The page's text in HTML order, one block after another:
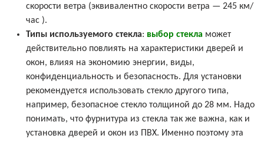
скорости ветра (эквивалентно скорости ветра — 245 км/
час ).
Типы используемого стекла: выбор стекла может
действительно повлиять на характеристики дверей и
окон, влияя на экономию энергии, виды,
конфиденциальность и безопасность. Для установки
рекомендуется использовать стекло другого типа,
например, безопасное стекло толщиной до 28 мм. Надо
понимать, что фурнитура из стекла так же важна, как и
установка дверей и окон из ПВХ. Именно поэтому эта